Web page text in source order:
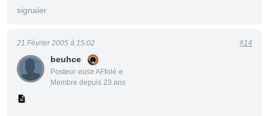
signaler
beuhce
Posteur·euse AFfolé·e
Membre depuis 23 ans
21 Février 2005 à 15:02 #14